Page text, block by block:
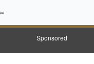
Sponsored